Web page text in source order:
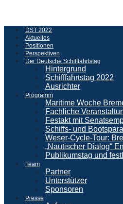
DST 2022
Aktuelles
Positionen
Perspektiven
Der Deutsche Schifffahrtstag
Hintergrund
Schifffahrtstag 2022
Ausrichter
Programm
Maritime Woche
Fachliche
Festakt mit
Schiffs- und
Weser-Cycle-Tour:
„Nautischer Dialog“
Publikumstag und
Team
Partner
Unterstützer
Sponsoren
Presse